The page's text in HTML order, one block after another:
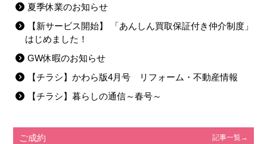
夏季休業のお知らせ
【新サービス開始】 「あんしん買取保証付き仲介制度」
はじめました！
GW休暇のお知らせ
【チラシ】かわら版4月号 リフォーム・不動産情報
【チラシ】暮らしの通信～春号～
ご成約 記事一覧→